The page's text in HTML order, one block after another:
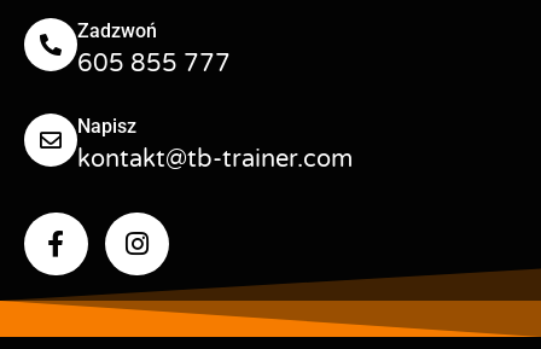
Zadzwoń
605 855 777
Napisz
kontakt@tb-trainer.com